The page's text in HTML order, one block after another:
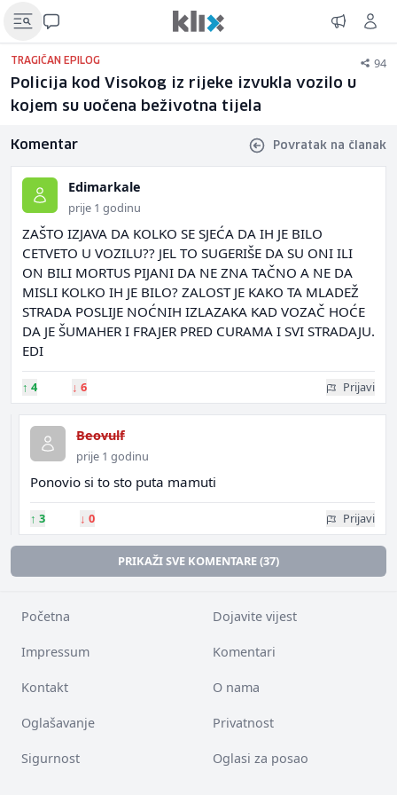
TRAGIČAN EPILOG 94
Policija kod Visokog iz rijeke izvukla vozilo u
kojem su uočena beživotna tijela
Komentar Povratak na članak
Edimarkale
prije 1 godinu
ZAŠTO IZJAVA DA KOLKO SE SJEĆA DA IH JE BILO
CETVETO U VOZILU?? JEL TO SUGERIŠE DA SU ONI ILI
ON BILI MORTUS PIJANI DA NE ZNA TAČNO A NE DA
MISLI KOLKO IH JE BILO? ZALOST JE KAKO TA MLADEŽ
STRADA POSLIJE NOĆNIH IZLAZAKA KAD VOZAČ HOĆE
DA JE ŠUMAHER I FRAJER PRED CURAMA I SVI STRADAJU.
EDI
↑ 4 ↓ 6 Prijavi
Beovulf
prije 1 godinu
Ponovio si to sto puta mamuti
↑ 3 ↓ 0 Prijavi
PRIKAŽI SVE KOMENTARE (37)
Početna Dojavite vijest
Impressum Komentari
Kontakt O nama
Oglašavanje Privatnost
Sigurnost Oglasi za posao